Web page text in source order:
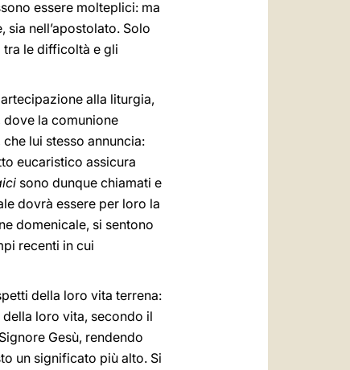
essere molteplici: ma
nell’apostolato. Solo
le difficoltà e gli
alla liturgia,
la comunione
lui stesso annuncia:
eucaristico assicura
sono dunque chiamati e
dovrà essere per loro la
domenicale, si sentono
recenti in cui
della loro vita terrena:
loro vita, secondo il
Gesù, rendendo
un significato più alto. Si